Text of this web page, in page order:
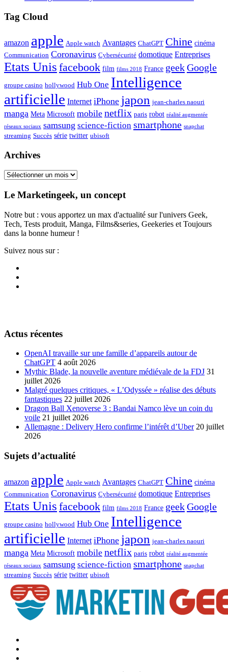
Tag Cloud
amazon apple Apple watch Avantages ChatGPT Chine cinéma
Communication Coronavirus Cybersécurité domotique Entreprises
Etats Unis facebook film films 2018 France geekGoogle
groupe casino hollywood Hub One Intelligence
artificielle Internet iPhone japon jean-charles naouri
manga Meta Microsoft mobile netflix paris robot réalité augmentée
réseaux sociaux samsung science-fiction smartphone snapchat
streaming Succès série twitter ubisoft
Archives
Archives
Le Marketingeek, un concept
Notre but : vous apportez un max d'actualité sur l'univers Geek,
Tech, Tests produit, Manga, Films&series, Geekeries et Toujours
dans la bonne humeur !
Suivez nous sur :
Actus récentes
OpenAI travaille sur une famille d’appareils autour de
ChatGPT 4 août 2026
Mythic Blade, la nouvelle aventure médiévale de la FDJ 31
juillet 2026
Malgré quelques critiques, « L’Odyssée » réalise des débuts
fantastiques 22 juillet 2026
Dragon Ball Xenoverse 3 : Bandai Namco lève un coin du
voile 21 juillet 2026
Allemagne : Delivery Hero confirme l’intérêt d’Uber 20 juillet
2026
Sujets d’actualité
amazon apple Apple watch Avantages ChatGPT Chine cinéma
Communication Coronavirus Cybersécurité domotique Entreprises
Etats Unis facebook film films 2018 France geekGoogle
groupe casino hollywood Hub One Intelligence
artificielle Internet iPhone japon jean-charles naouri
manga Meta Microsoft mobile netflix paris robot réalité augmentée
réseaux sociaux samsung science-fiction smartphone snapchat
streaming Succès série twitter ubisoft